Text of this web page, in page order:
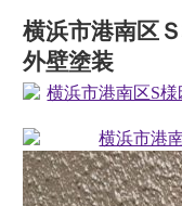
横浜市港南区
外壁塗装